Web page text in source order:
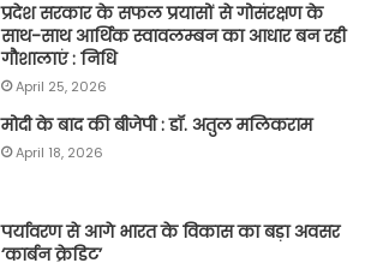
प्रदेश सरकार के सफल प्रयासों से गोसंरक्षण के
साथ-साथ आर्थिक स्वावलम्बन का आधार बन रही
गौशालाएं : निधि
April 25, 2026
मोदी के बाद की बीजेपी : डॉ. अतुल मलिकराम
April 18, 2026
पर्यावरण से आगे भारत के विकास का बड़ा अवसर
‘कार्बन क्रेडिट’